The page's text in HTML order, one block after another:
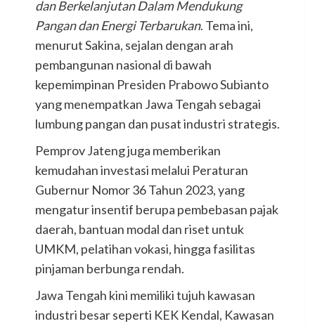
dan Berkelanjutan Dalam Mendukung
Pangan dan Energi Terbarukan. Tema ini,
menurut Sakina, sejalan dengan arah
pembangunan nasional di bawah
kepemimpinan Presiden Prabowo Subianto
yang menempatkan Jawa Tengah sebagai
lumbung pangan dan pusat industri strategis.
Pemprov Jateng juga memberikan
kemudahan investasi melalui Peraturan
Gubernur Nomor 36 Tahun 2023, yang
mengatur insentif berupa pembebasan pajak
daerah, bantuan modal dan riset untuk
UMKM, pelatihan vokasi, hingga fasilitas
pinjaman berbunga rendah.
Jawa Tengah kini memiliki tujuh kawasan
industri besar seperti KEK Kendal, Kawasan